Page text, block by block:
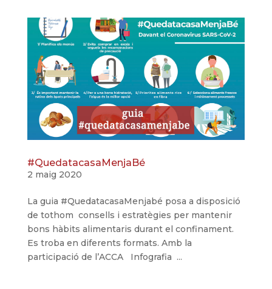
#QuedatacasaMenjaBé
2 maig 2020
La guia #QuedatacasaMenjabé posa a disposició
de tothom consells i estratègies per mantenir
bons hàbits alimentaris durant el confinament.
Es troba en diferents formats. Amb la
participació de l’ACCA Infografia ...